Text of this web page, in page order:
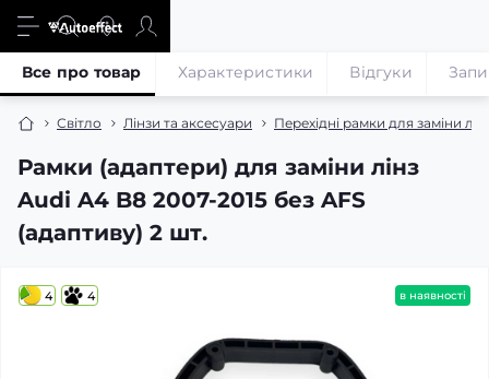
Світло Лінзи та аксесуари Перехідні рамки для заміни
Рамки (адаптери) для заміни лінз
Audi A4 B8 2007-2015 без AFS
(адаптиву) 2 шт.
Все про товар Характеристики Відгуки
4 4 в наявності